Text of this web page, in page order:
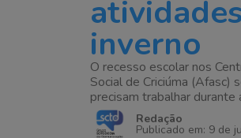
inverno
O recesso escolar nos
Social de Criciúma (Afasc)
precisam trabalhar
as equipes das creches
Redação
Publicado em: 9 de